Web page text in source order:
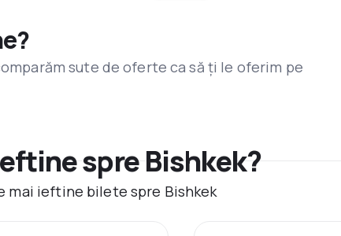
sute de oferte ca să ți le oferim pe
spre Bishkek?
mai ieftine bilete spre Bishkek